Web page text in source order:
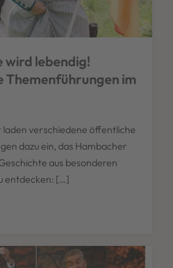
wird lebendig!
Themenführungen im
laden verschiedene öffentliche
dazu ein, das Hambacher
aus besonderen
entdecken: […]